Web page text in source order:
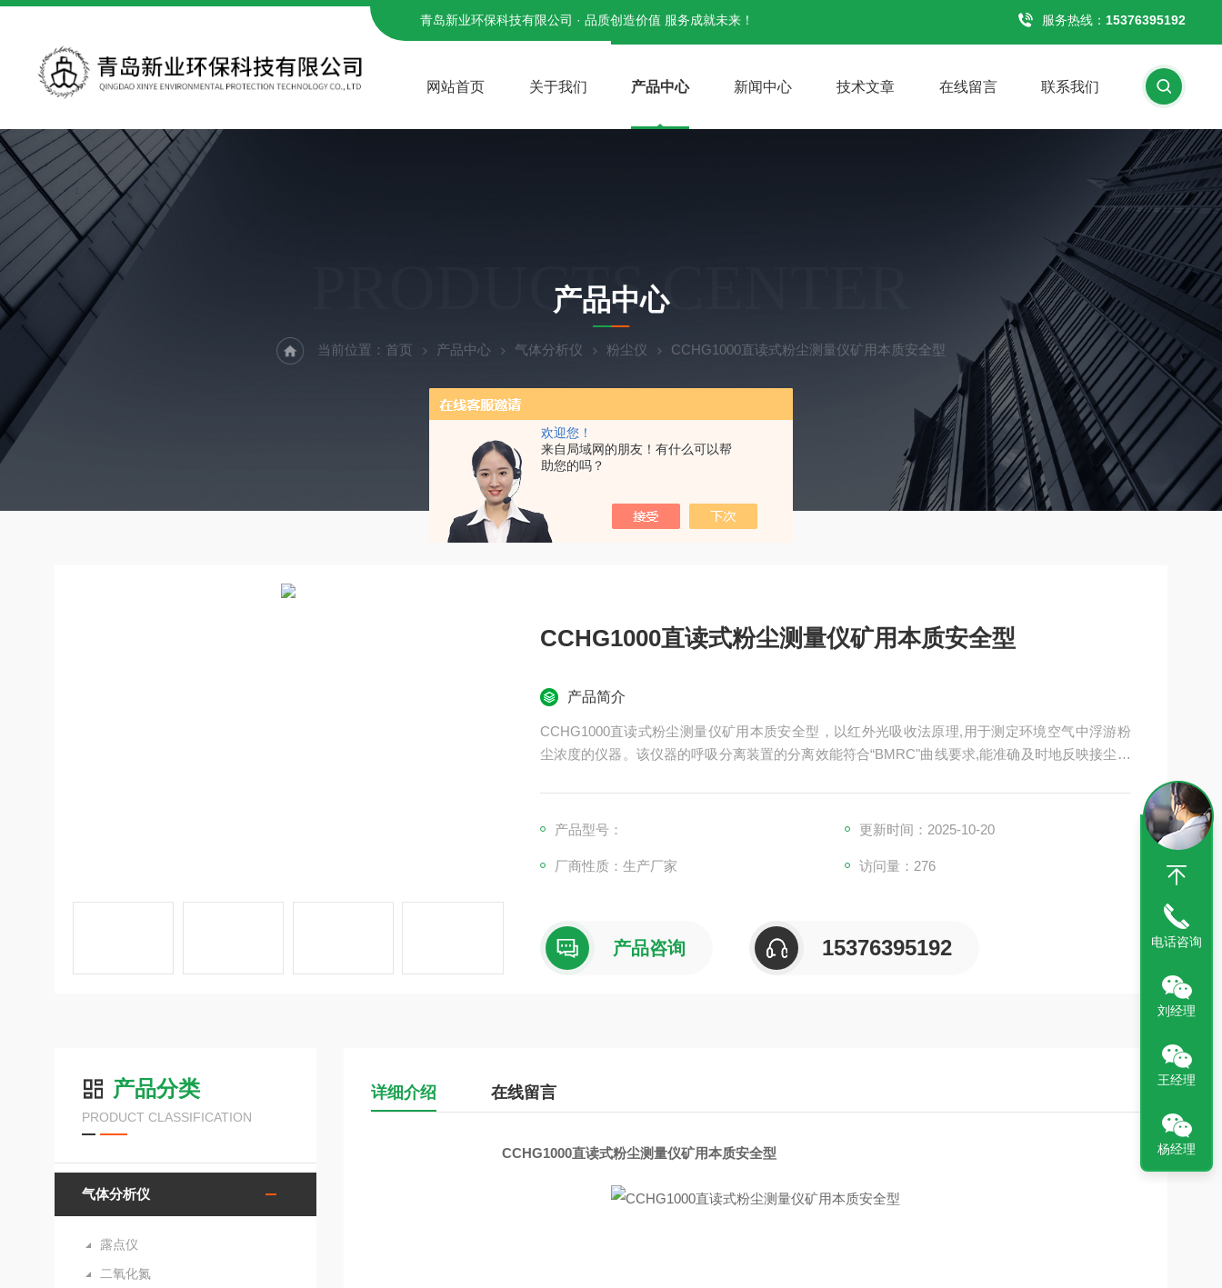
欢迎您！
来自局域网的朋友！有什么可以帮
助您的吗？
青岛新业环保科技有限公司 · 品质创造价值 服务成就未来！ 服务热线： 15376395192
网站首页 关于我们 产品中心 新闻中心 技术文章 在线留言 联系我们
PRODUCTS CENTER
产品中心
当前位置： 首页 产品中心 气体分析仪 粉尘仪 CCHG1000直读式粉尘测量仪矿用本质安全型
CCHG1000直读式粉尘测量仪矿用本质安全型
产品简介
CCHG1000直读式粉尘测量仪矿用本质安全型，以红外光吸收法原理,用于测定环境空气中浮游粉
尘浓度的仪器。该仪器的呼吸分离装置的分离效能符合“BMRC"曲线要求,能准确及时地反映接尘人
产品型号：
更新时间：2025-10-20
厂商性质：生产厂家 访问量：276
产品咨询 15376395192
产品分类
PRODUCT CLASSIFICATION
气体分析仪
露点仪
二氧化氮
详细介绍 在线留言
CCHG1000直读式粉尘测量仪矿用本质安全型
电话咨询
刘经理
王经理
杨经理